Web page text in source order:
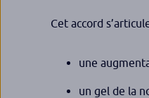
Cet accord
une
un gel de la